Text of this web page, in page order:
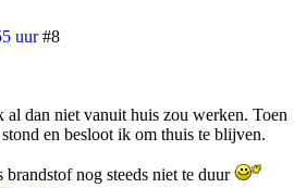
uur #8
dan niet vanuit huis zou werken. Toen
en besloot ik om thuis te blijven.
nog steeds niet te duur